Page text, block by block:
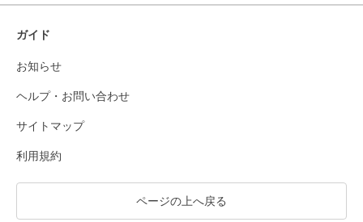
ガイド
お知らせ
ヘルプ・お問い合わせ
サイトマップ
利用規約
ページの上へ戻る